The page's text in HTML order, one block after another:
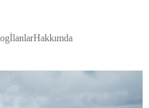
İlanlarHakkımda